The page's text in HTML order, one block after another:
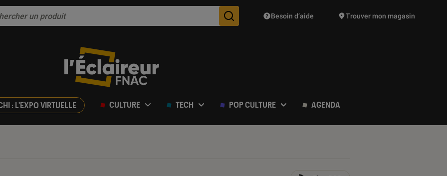
Des suggestions de produits vont vous être proposées
Besoin d’aide Trouver mon magasin
: L'EXPO VIRTUELLE CULTURE TECH POP CULTURE AGENDA